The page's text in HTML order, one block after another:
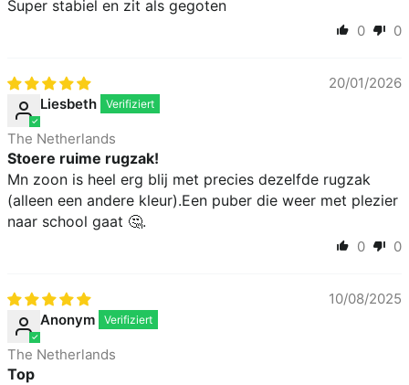
Super stabiel en zit als gegoten
0 0
20/01/2026
Liesbeth
The Netherlands
Stoere ruime rugzak!
Mn zoon is heel erg blij met precies dezelfde rugzak
(alleen een andere kleur).Een puber die weer met plezier
naar school gaat 🤔.
0 0
10/08/2025
Anonym
The Netherlands
Top